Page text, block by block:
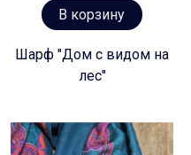
В корзину
Шарф "Дом с видом на
лес"